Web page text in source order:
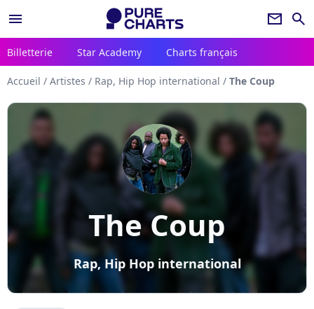
menu newsletter search
Billetterie Star Academy Charts français
Accueil / Artistes / Rap, Hip Hop international / The Coup
The Coup
Rap, Hip Hop international